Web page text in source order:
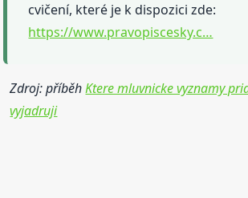
cvičení, které je k dispozici zde:
https://www.pravopiscesky.c…
Zdroj: příběhKtere mluvnicke vyznamy
vyjadruji